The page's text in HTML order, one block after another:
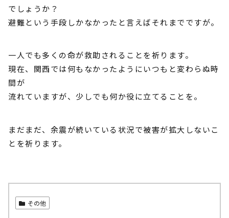
でしょうか？
避難という手段しかなかったと言えばそれまでですが。
一人でも多くの命が救助されることを祈ります。
現在、関西では何もなかったようにいつもと変わらぬ時
間が
流れていますが、少しでも何か役に立てることを。
まだまだ、余震が続いている状況で被害が拡大しないこ
とを祈ります。
その他